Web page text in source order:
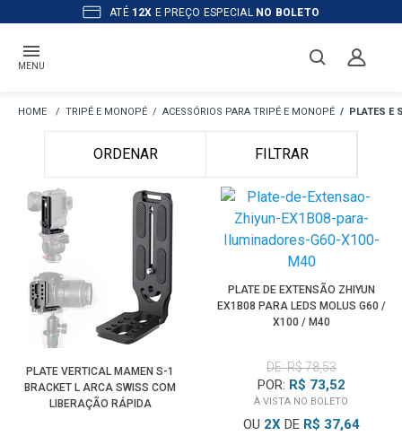
ATÉ 12X E PREÇO ESPECIAL NO BOLETO
MENU
TRIPÉ E MONOPÉ ACESSÓRIOS PARA TRIPÉ E MONOPÉ PLATES E
ORDENAR FILTRAR
PLATE VERTICAL MAMEN S-1
BRACKET L ARCA SWISS COM
LIBERAÇÃO RÁPIDA
PLATE DE EXTENSÃO ZHIYUN
EX1B08 PARA LEDS MOLUS G60 /
X100 / M40
DE: R$ 78,53
POR: R$ 73,52
À VISTA NO BOLETO
OU 2XDE R$ 37,64